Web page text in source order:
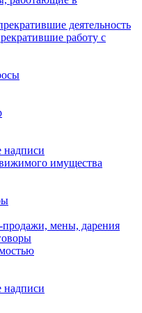
деятельность
работу с
надписи
имущества
мены, дарения
надписи